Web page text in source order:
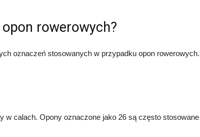
rowerowych?
oznaczeń stosowanych w przypadku opon rowerowych.
w calach. Opony oznaczone jako 26 są często stosowane